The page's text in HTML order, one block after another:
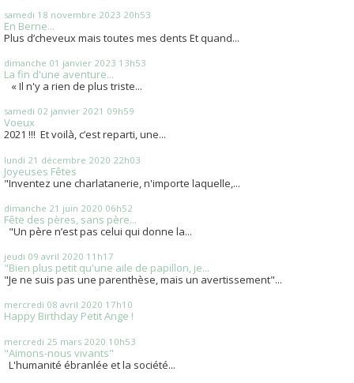
samedi 18 novembre 2023 20h53
En Berne...
Plus d’cheveux mais toutes mes dents Et quand...
dimanche 01 janvier 2023 13h53
La fin d'une aventure...
« Il n'y a rien de plus triste...
samedi 02 janvier 2021 09h59
Voeux
2021 !!! Et voilà, c’est reparti, une...
lundi 21 décembre 2020 22h03
Joyeuses Fêtes
"Inventez une charlatanerie, n'importe laquelle,...
dimanche 21 juin 2020 06h52
Fête des pères, sans père...
"Un père n’est pas celui qui donne la...
jeudi 09 avril 2020 11h17
"Bien plus petit qu'une aile de papillon, je...
"Je ne suis pas une parenthèse, mais un avertissement"...
mercredi 08 avril 2020 17h10
Happy Birthday Petit Ange !
mercredi 25 mars 2020 10h53
"Aimons-nous vivants"
L'humanité ébranlée et la société...